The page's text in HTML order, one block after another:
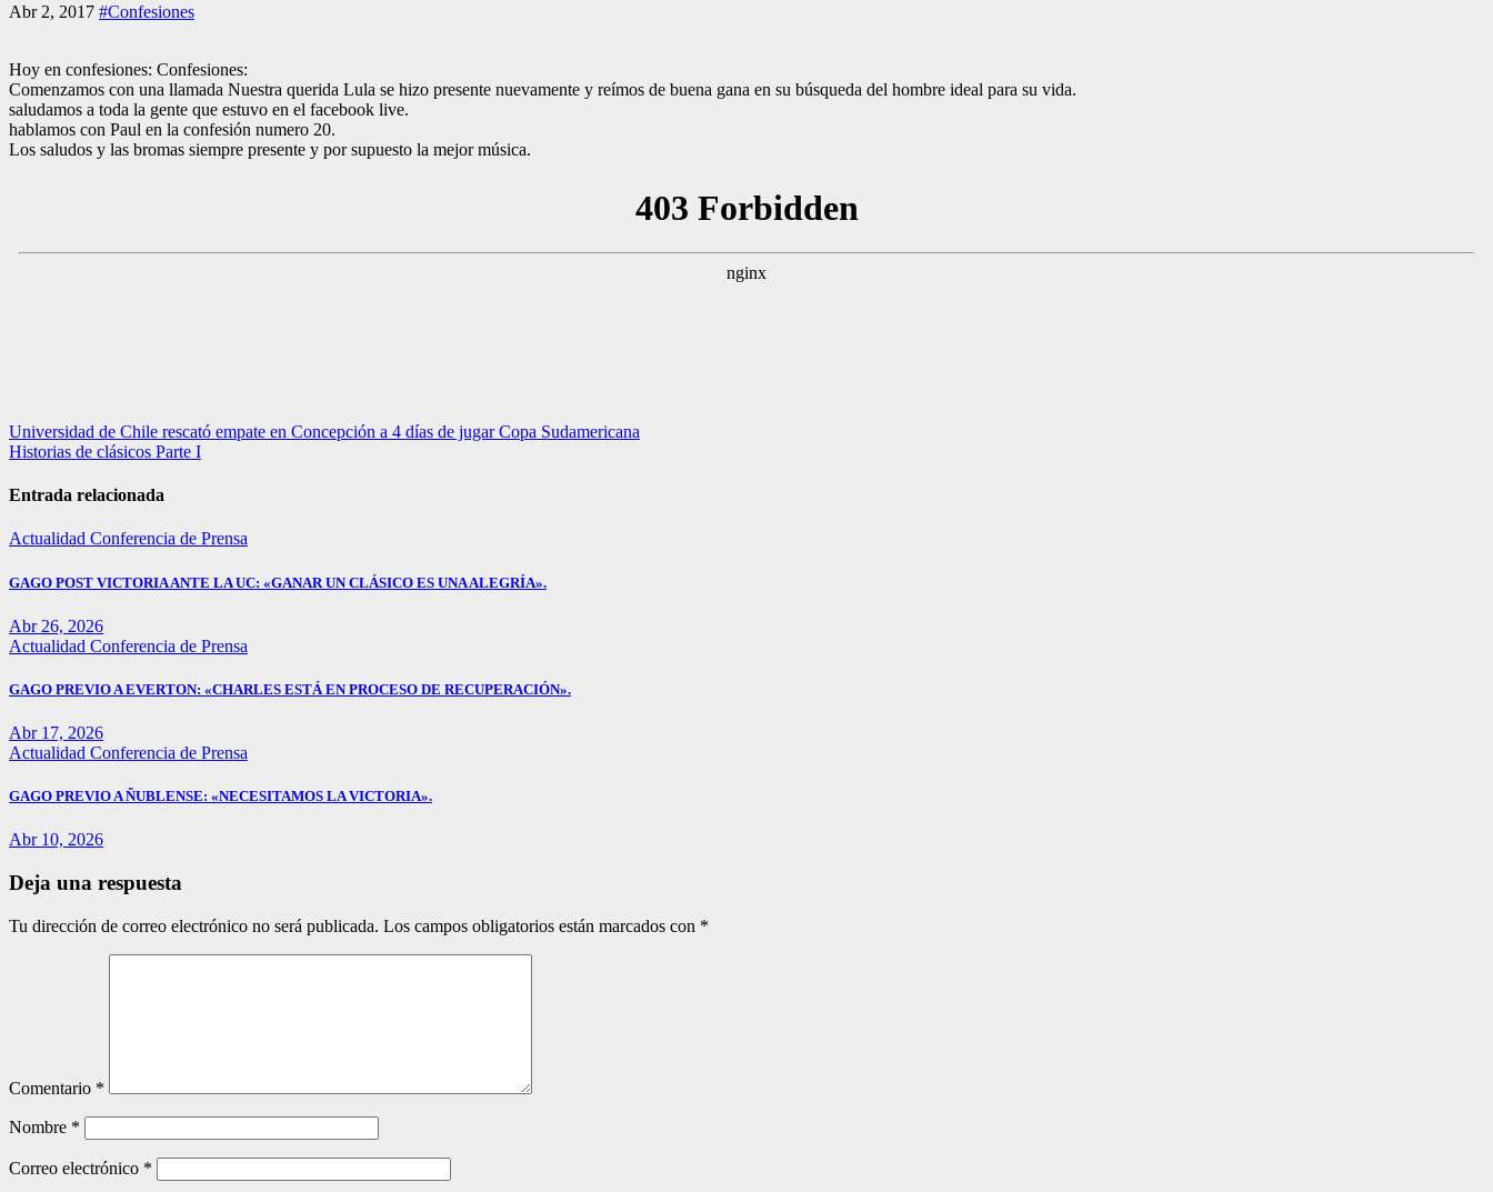
Abr 2, 2017 #Confesiones
Hoy en confesiones: Confesiones:
Comenzamos con una llamada Nuestra querida Lula se hizo presente nuevamente y reímos de buena gana en su búsqueda del hombre ideal para su vida.
saludamos a toda la gente que estuvo en el facebook live.
hablamos con Paul en la confesión numero 20.
Los saludos y las bromas siempre presente y por supuesto la mejor música.
Navegación
de
entradas
Universidad de Chile rescató empate en Concepción a 4 días de jugar Copa Sudamericana
Historias de clásicos Parte I
Entrada relacionada
Actualidad Conferencia de Prensa
GAGO POST VICTORIA ANTE LA UC: «GANAR UN CLÁSICO ES UNA ALEGRÍA».
Abr 26, 2026
Actualidad Conferencia de Prensa
GAGO PREVIO A EVERTON: «CHARLES ESTÁ EN PROCESO DE RECUPERACIÓN».
Abr 17, 2026
Actualidad Conferencia de Prensa
GAGO PREVIO A ÑUBLENSE: «NECESITAMOS LA VICTORIA».
Abr 10, 2026
Deja una respuesta
Tu dirección de correo electrónico no será publicada. Los campos obligatorios están marcados con *
Comentario *
Nombre *
Correo electrónico *